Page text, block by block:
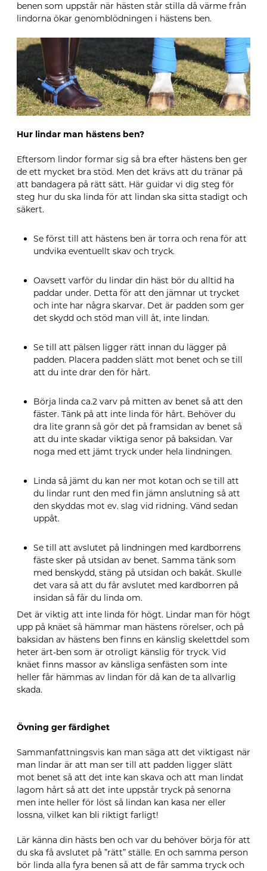
benen som uppstår när hästen står stilla då värme från
lindorna ökar genomblödningen i hästens ben.
Hur lindar man hästens ben?
Eftersom lindor formar sig så bra efter hästens ben ger
de ett mycket bra stöd. Men det krävs att du tränar på
att bandagera på rätt sätt. Här guidar vi dig steg för
steg hur du ska linda för att lindan ska sitta stadigt och
säkert.
Se först till att hästens ben är torra och rena för att
undvika eventuellt skav och tryck.
Oavsett varför du lindar din häst bör du alltid ha
paddar under. Detta för att den jämnar ut trycket
och inte har några skarvar. Det är padden som ger
det skydd och stöd man vill åt, inte lindan.
Se till att pälsen ligger rätt innan du lägger på
padden. Placera padden slätt mot benet och se till
att du inte drar den för hårt.
Börja linda ca.2 varv på mitten av benet så att den
fäster. Tänk på att inte linda för hårt. Behöver du
dra lite grann så gör det på framsidan av benet så
att du inte skadar viktiga senor på baksidan. Var
noga med ett jämt tryck under hela lindningen.
Linda så jämt du kan ner mot kotan och se till att
du lindar runt den med fin jämn anslutning så att
den skyddas mot ev. slag vid ridning. Vänd sedan
uppåt.
Se till att avslutet på lindningen med kardborrens
fäste sker på utsidan av benet. Samma tänk som
med benskydd, stäng på utsidan och bakåt. Skulle
det vara så att du får avslutet med kardborren på
insidan så får du linda om.
Det är viktig att inte linda för högt. Lindar man för högt
upp på knäet så hämmar man hästens rörelser, och på
baksidan av hästens ben finns en känslig skelettdel som
heter ärt-ben som är otroligt känslig för tryck. Vid
knäet finns massor av känsliga senfästen som inte
heller får hämmas av lindan för då kan de ta allvarlig
skada.
Övning ger färdighet
Sammanfattningsvis kan man säga att det viktigast när
man lindar är att man ser till att padden ligger slätt
mot benet så att det inte kan skava och att man lindat
lagom hårt så att det inte uppstår tryck på senorna
men inte heller för löst så lindan kan kasa ner eller
lossna, vilket kan bli riktigt farligt!
Lär känna din hästs ben och var du behöver börja för att
du ska få avslutet på ”rätt” ställe. En och samma person
bör linda alla fyra benen så att de får samma tryck och